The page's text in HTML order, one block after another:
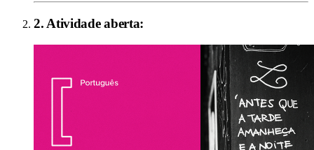
2. Atividade aberta: